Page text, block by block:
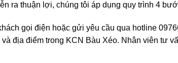
ra thuận lợi, chúng tôi áp dụng quy trình 4
gọi điện hoặc gửi yêu cầu qua hotline
địa điểm trong KCN Bàu Xéo. Nhân viên tư